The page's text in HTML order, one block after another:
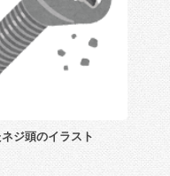
ジ頭のイラスト